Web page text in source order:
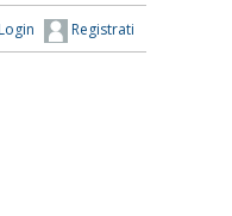
Registrati
Login